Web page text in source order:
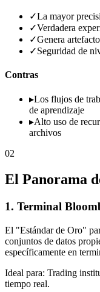
✓La mayor
✓Verdadera
✓Genera
✓Seguridad de
Contras
▸Los flujos de
de aprendizaje
▸Alto uso de
archivos
02
El Panorama
1. Terminal
El "Estándar de Oro"
conjuntos de datos
específicamente en
Ideal para: Trading
tiempo real.